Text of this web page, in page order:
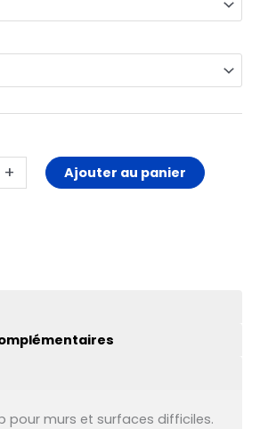
+ Ajouter au panier
pour murs et surfaces difficiles.